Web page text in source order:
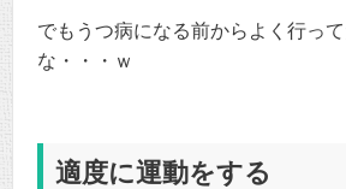
でもうつ病になる前からよく行っ
な・・・ｗ
適度に運動をする